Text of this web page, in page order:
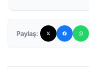
Paylaş: